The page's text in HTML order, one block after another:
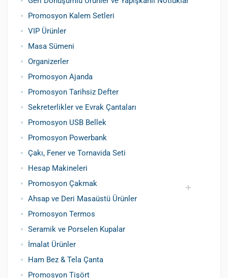
Promosyon Kalem Setleri
VIP Ürünler
Masa Sümeni
Organizerler
Promosyon Ajanda
Promosyon Tarihsiz Defter
Sekreterlikler ve Evrak Çantaları
Promosyon USB Bellek
Promosyon Powerbank
Çakı, Fener ve Tornavida Seti
Hesap Makineleri
Promosyon Çakmak
Siboplu Çakmak
Manyetolu Çakmak
Ahsap ve Deri Masaüstü Ürünler
Promosyon Termos
Seramik ve Porselen Kupalar
İmalat Ürünler
Ham Bez & Tela Çanta
Promosyon Tişört